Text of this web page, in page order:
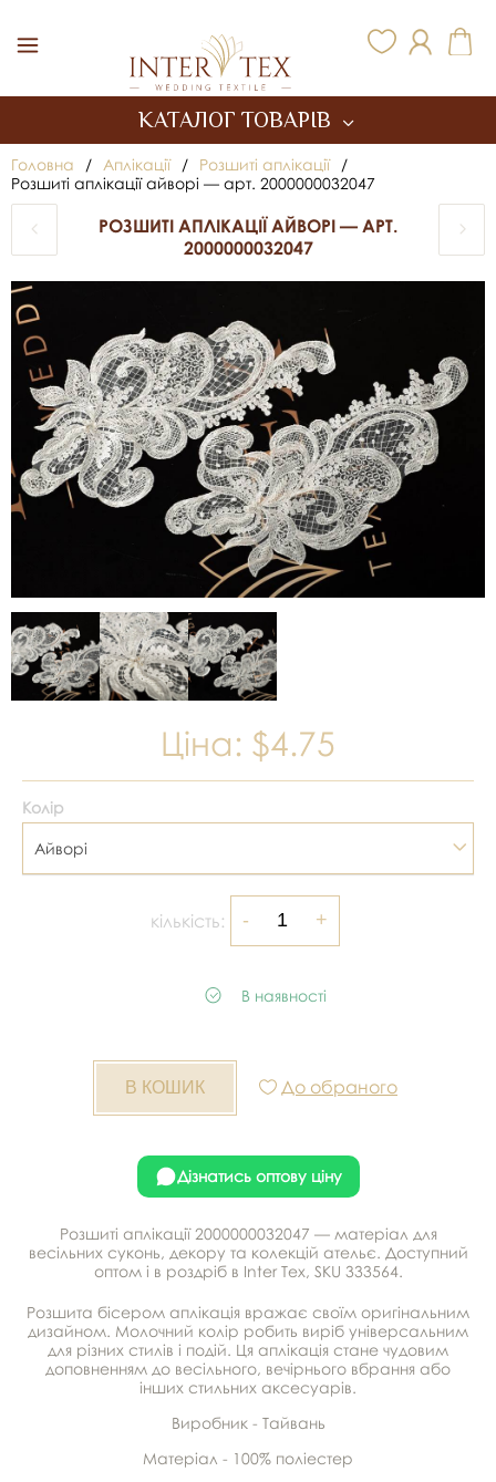
КАТАЛОГ ТОВАРІВ
Головна / Аплікації / Розшиті аплікації
/
Розшиті аплікації айворі — арт. 2000000032047
РОЗШИТІ АПЛІКАЦІЇ АЙВОРІ — АРТ.
2000000032047
Ціна: $4.75
Колір
Айворі
кількість:
В наявності
До обраного
Дізнатись оптову ціну
Розшиті аплікації 2000000032047 — матеріал для
весільних суконь, декору та колекцій ательє. Доступний
оптом і в роздріб в Inter Tex, SKU 333564.
Розшита бісером аплікація вражає своїм оригінальним
дизайном. Молочний колір робить виріб універсальним
для різних стилів і подій. Ця аплікація стане чудовим
доповненням до весільного, вечірнього вбрання або
інших стильних аксесуарів.
Виробник - Тайвань
Матеріал - 100% поліестер